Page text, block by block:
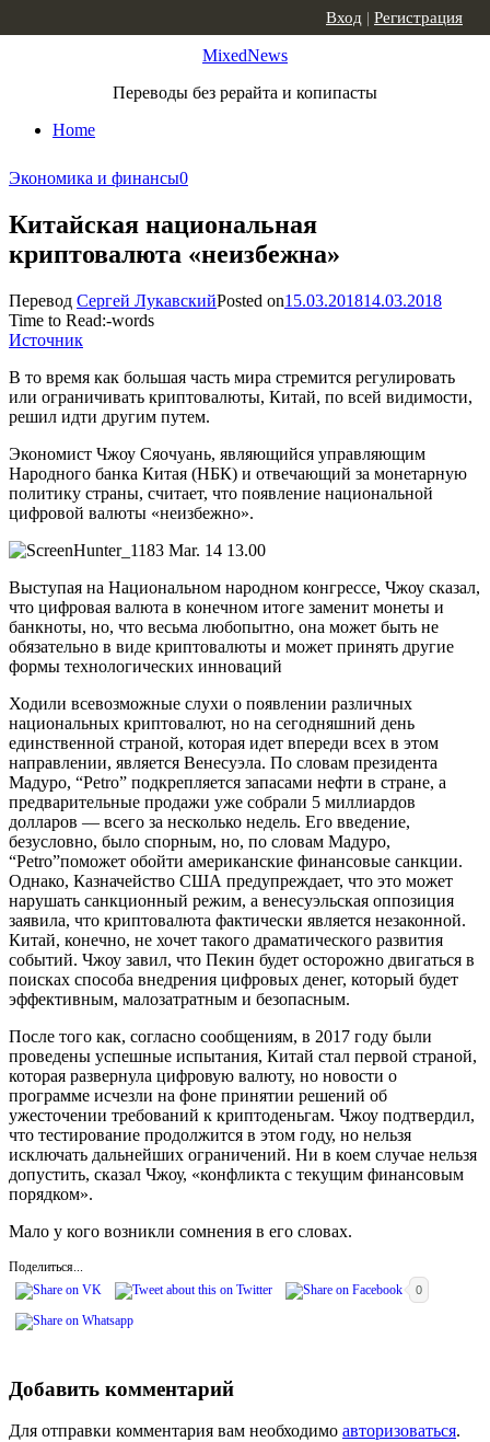
MixedNews
Переводы без рерайта и копипасты
Home
Вход | Регистрация
Экономика и финансы0
Китайская национальная
криптовалюта «неизбежна»
Перевод Сергей ЛукавскийPosted on15.03.201814.03.2018
Time to Read:-words
Источник
В то время как большая часть мира стремится регулировать
или ограничивать криптовалюты, Китай, по всей видимости,
решил идти другим путем.
Экономист Чжоу Сяочуань, являющийся управляющим
Народного банка Китая (НБК) и отвечающий за монетарную
политику страны, считает, что появление национальной
цифровой валюты «неизбежно».
Выступая на Национальном народном конгрессе, Чжоу сказал,
что цифровая валюта в конечном итоге заменит монеты и
банкноты, но, что весьма любопытно, она может быть не
обязательно в виде криптовалюты и может принять другие
формы технологических инноваций
Ходили всевозможные слухи о появлении различных
национальных криптовалют, но на сегодняшний день
единственной страной, которая идет впереди всех в этом
направлении, является Венесуэла. По словам президента
Мадуро, “Petro” подкрепляется запасами нефти в стране, а
предварительные продажи уже собрали 5 миллиардов
долларов — всего за несколько недель. Его введение,
безусловно, было спорным, но, по словам Мадуро,
“Petro”поможет обойти американские финансовые санкции.
Однако, Казначейство США предупреждает, что это может
нарушать санкционный режим, а венесуэльская оппозиция
заявила, что криптовалюта фактически является незаконной.
Китай, конечно, не хочет такого драматического развития
событий. Чжоу завил, что Пекин будет осторожно двигаться в
поисках способа внедрения цифровых денег, который будет
эффективным, малозатратным и безопасным.
После того как, согласно сообщениям, в 2017 году были
проведены успешные испытания, Китай стал первой страной,
которая развернула цифровую валюту, но новости о
программе исчезли на фоне принятии решений об
ужесточении требований к криптоденьгам. Чжоу подтвердил,
что тестирование продолжится в этом году, но нельзя
исключать дальнейших ограничений. Ни в коем случае нельзя
допустить, сказал Чжоу, «конфликта с текущим финансовым
порядком».
Мало у кого возникли сомнения в его словах.
Поделиться...
0
Добавить комментарий
Для отправки комментария вам необходимо авторизоваться.